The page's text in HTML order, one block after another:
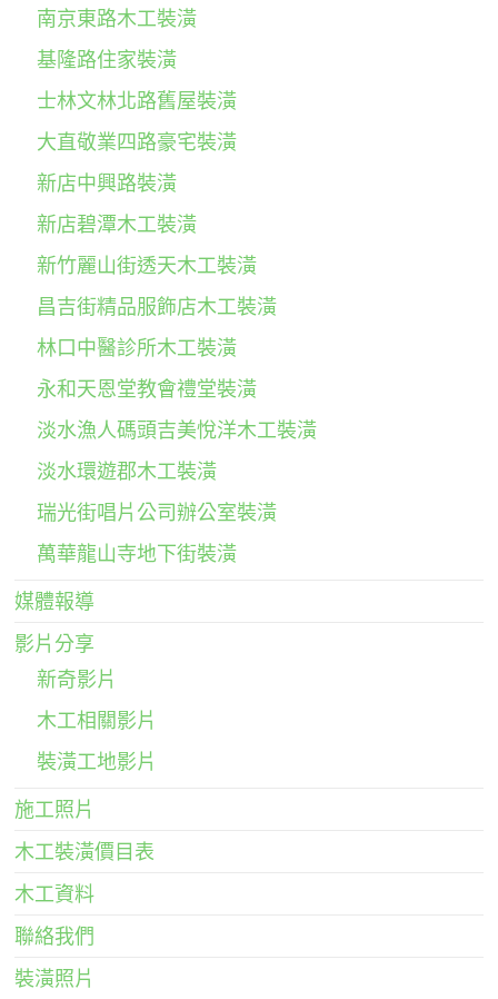
南京東路木工裝潢
基隆路住家裝潢
士林文林北路舊屋裝潢
大直敬業四路豪宅裝潢
新店中興路裝潢
新店碧潭木工裝潢
新竹麗山街透天木工裝潢
昌吉街精品服飾店木工裝潢
林口中醫診所木工裝潢
永和天恩堂教會禮堂裝潢
淡水漁人碼頭吉美悅洋木工裝潢
淡水環遊郡木工裝潢
瑞光街唱片公司辦公室裝潢
萬華龍山寺地下街裝潢
媒體報導
影片分享
新奇影片
木工相關影片
裝潢工地影片
施工照片
木工裝潢價目表
木工資料
聯絡我們
裝潢照片